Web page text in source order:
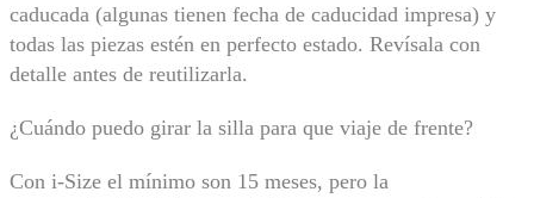
caducada (algunas tienen fecha de caducidad impresa) y
todas las piezas estén en perfecto estado. Revísala con
detalle antes de reutilizarla.
¿Cuándo puedo girar la silla para que viaje de frente?
Con i-Size el mínimo son 15 meses, pero la